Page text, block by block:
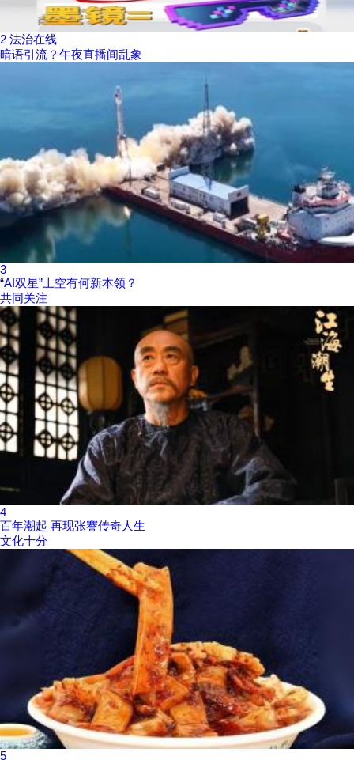
2 法治在线
暗语引流？午夜直播间乱象
3
“AI双星”上空有何新本领？
共同关注
4
百年潮起 再现张謇传奇人生
文化十分
5